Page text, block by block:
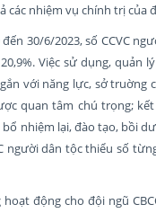
các nhiệm vụ chính trị của
30/6/2023, số CCVC
Việc sử dụng, quản
với năng lực, sở truờng
quan tâm chú trọng;
nhiệm lại, đào tạo, bồi
người dân tộc thiểu số
động cho đội ngũ